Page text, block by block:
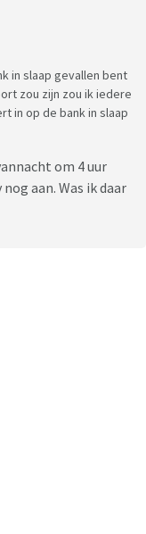
in slaap gevallen bent
zou zijn zou ik iedere
in op de bank in slaap
om 4 uur
aan. Was ik daar